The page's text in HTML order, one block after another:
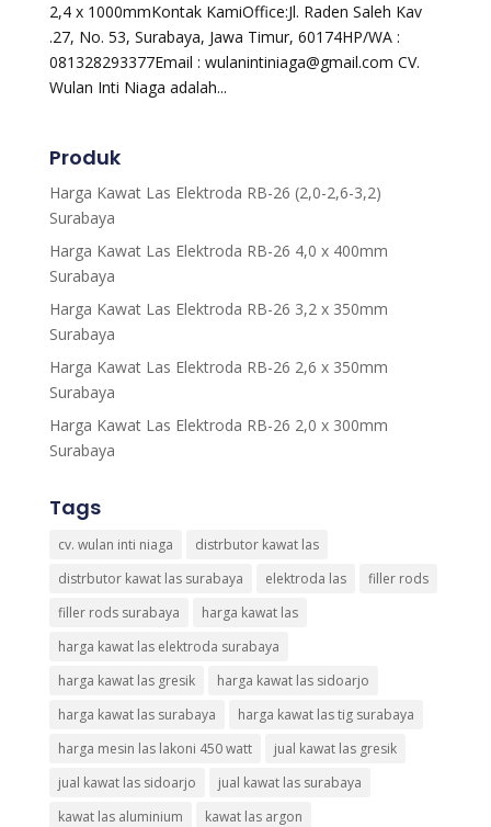
2,4 x 1000mmKontak KamiOffice:Jl. Raden Saleh Kav
.27, No. 53, Surabaya, Jawa Timur, 60174HP/WA :
081328293377Email : wulanintiniaga@gmail.com CV.
Wulan Inti Niaga adalah...
Produk
Harga Kawat Las Elektroda RB-26 (2,0-2,6-3,2)
Surabaya
Harga Kawat Las Elektroda RB-26 4,0 x 400mm
Surabaya
Harga Kawat Las Elektroda RB-26 3,2 x 350mm
Surabaya
Harga Kawat Las Elektroda RB-26 2,6 x 350mm
Surabaya
Harga Kawat Las Elektroda RB-26 2,0 x 300mm
Surabaya
Tags
cv. wulan inti niaga
distrbutor kawat las
distrbutor kawat las surabaya
elektroda las
filler rods
filler rods surabaya
harga kawat las
harga kawat las elektroda surabaya
harga kawat las gresik
harga kawat las sidoarjo
harga kawat las surabaya
harga kawat las tig surabaya
harga mesin las lakoni 450 watt
jual kawat las gresik
jual kawat las sidoarjo
jual kawat las surabaya
kawat las aluminium
kawat las argon